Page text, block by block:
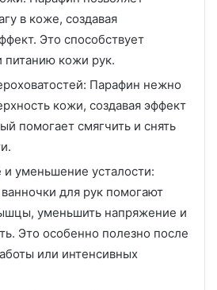
в коже, создавая
Это способствует
кожи рук.
Парафин нежно
кожи, создавая эффект
помогает смягчить и снять
и уменьшение усталости:
для рук помогают
уменьшить напряжение и
Это особенно полезно после
или интенсивных